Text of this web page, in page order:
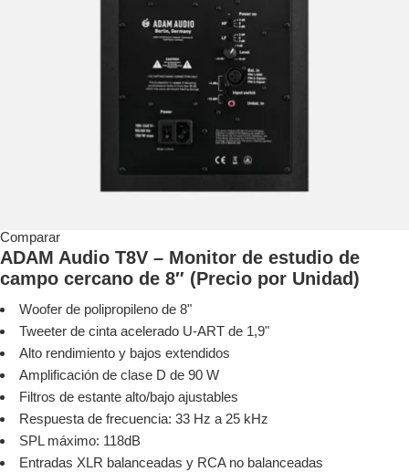
Comparar
ADAM Audio T8V – Monitor de estudio de
campo cercano de 8″ (Precio por Unidad)
Woofer de polipropileno de 8"
Tweeter de cinta acelerado U-ART de 1,9"
Alto rendimiento y bajos extendidos
Amplificación de clase D de 90 W
Filtros de estante alto/bajo ajustables
Respuesta de frecuencia: 33 Hz a 25 kHz
SPL máximo: 118dB
Entradas XLR balanceadas y RCA no balanceadas